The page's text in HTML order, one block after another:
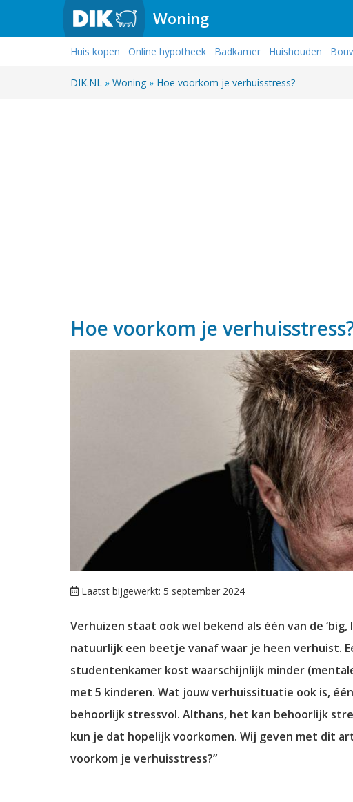
Woning
Huis kopen Online hypotheek Badkamer Huishouden
DIK.NL » Woning » Hoe voorkom je verhuisstress?
Hoe voorkom je
Laatst bijgewerkt: 5 september 2024
Verhuizen staat ook wel bekend als één van de
natuurlijk een beetje vanaf waar je heen verhuist.
studentenkamer kost waarschijnlijk minder
met 5 kinderen. Wat jouw verhuissituatie ook is,
behoorlijk stressvol. Althans, het kan behoorlijk
kun je dat hopelijk voorkomen. Wij geven met dit
voorkom je verhuisstress?”